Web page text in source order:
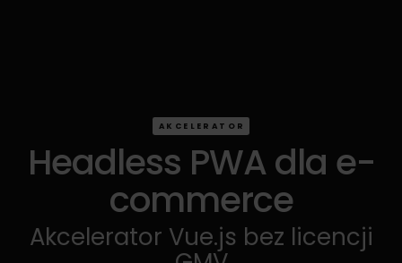
AKCELERATOR
Headless PWA dla e-
commerce
Akcelerator Vue.js bez licencji